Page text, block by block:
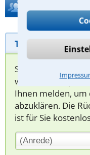
Telefonhilfe
Sie können hier
werden sich
Ihnen melden, um
abzuklären. Die
ist für Sie
(Anrede)